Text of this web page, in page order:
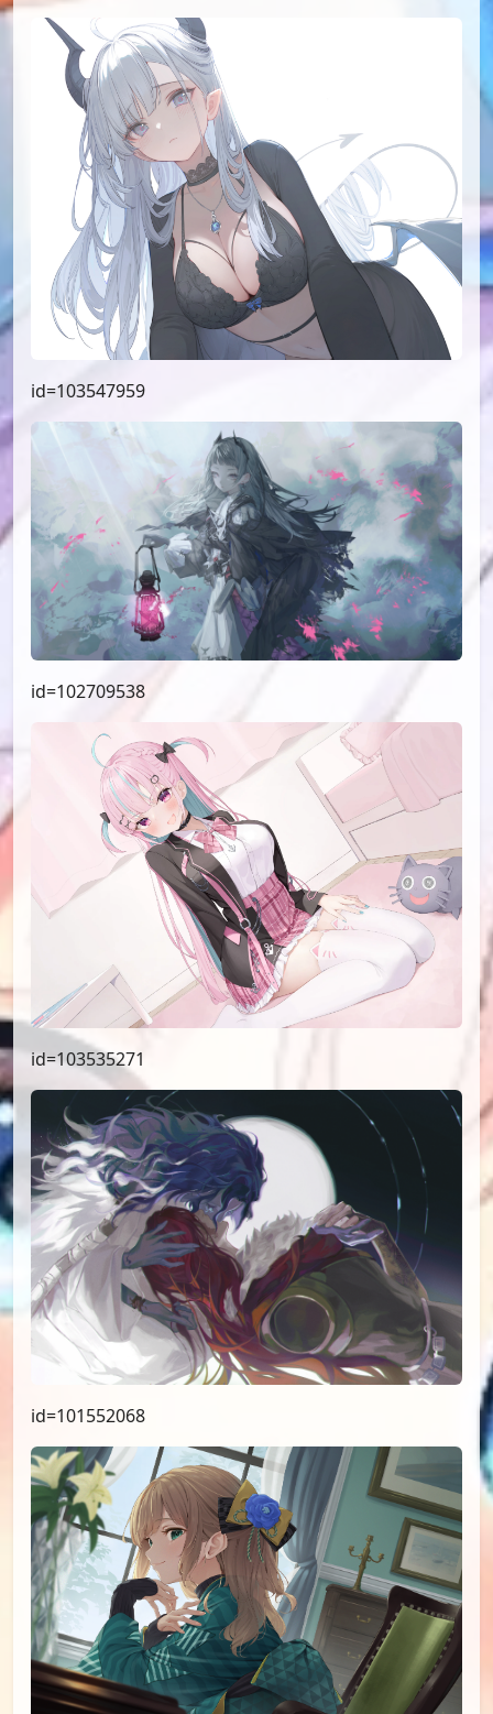
id=103547959
id=102709538
id=103535271
id=101552068